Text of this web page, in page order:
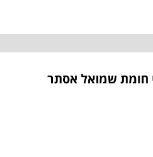
חומת שמואל אסתר